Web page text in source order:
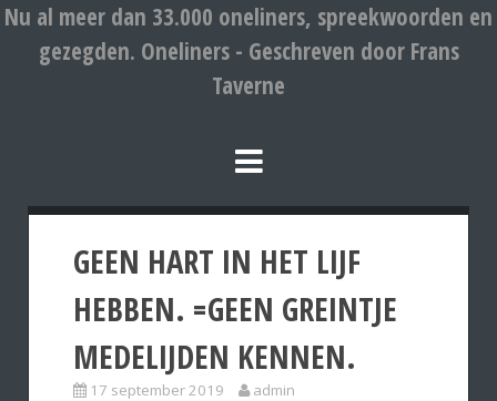
Nu al meer dan 33.000 oneliners, spreekwoorden en
gezegden. Oneliners - Geschreven door Frans
Taverne
GEEN HART IN HET LIJF
HEBBEN. =GEEN GREINTJE
MEDELIJDEN KENNEN.
17 september 2019 admin